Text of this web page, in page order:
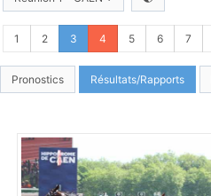
1 2 3 4 5 6 7
Pronostics Résultats/Rapports